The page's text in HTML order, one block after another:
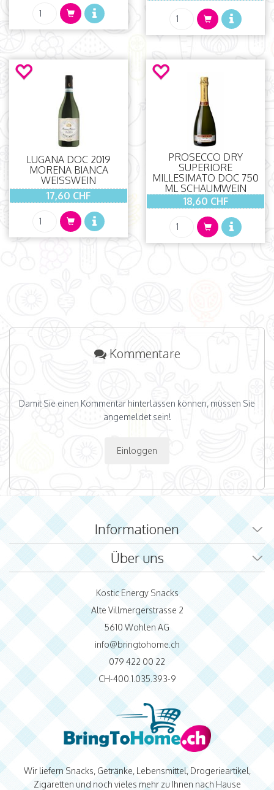
LUGANA DOC 2019
MORENA BIANCA
WEISSWEIN
17,60 CHF
PROSECCO DRY
SUPERIORE
MILLESIMATO DOC 750
ML SCHAUMWEIN
18,60 CHF
Kommentare
Damit Sie einen Kommentar hinterlassen können, müssen Sie
angemeldet sein!
Einloggen
Informationen
Über uns
Kostic Energy Snacks
Alte Villmergerstrasse 2
5610 Wohlen AG
info@bringtohome.ch
079 422 00 22
CH-400.1.035.393-9
Wir liefern Snacks, Getränke, Lebensmittel, Drogerieartikel,
Zigaretten und noch vieles mehr zu Ihnen nach Hause